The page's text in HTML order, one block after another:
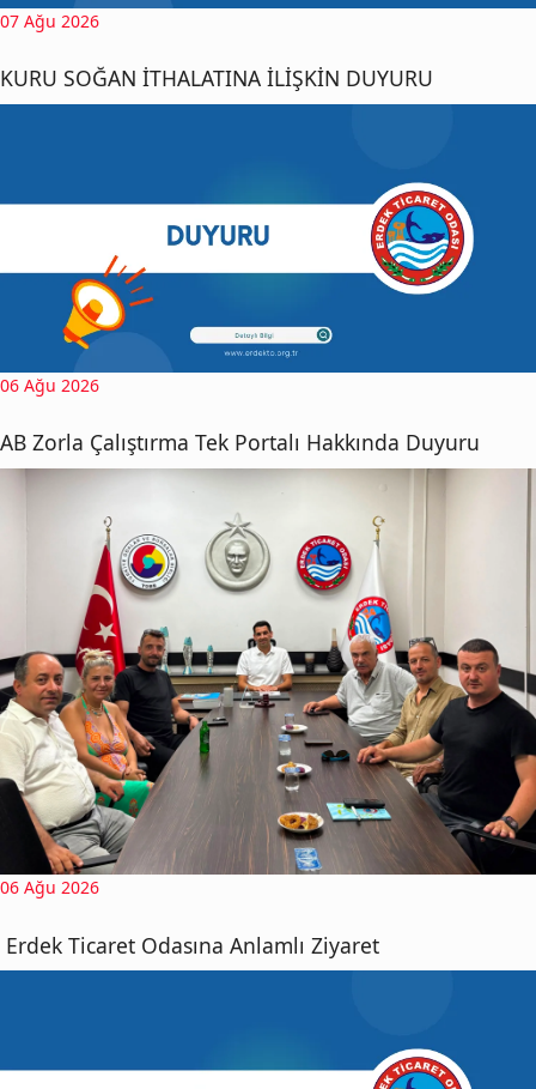
07 Ağu 2026
KURU SOĞAN İTHALATINA İLİŞKİN DUYURU
06 Ağu 2026
AB Zorla Çalıştırma Tek Portalı Hakkında Duyuru
06 Ağu 2026
Erdek Ticaret Odasına Anlamlı Ziyaret